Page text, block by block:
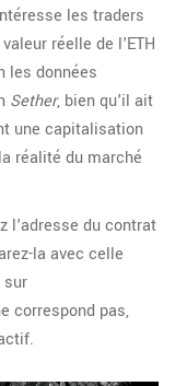
les traders
réelle de l'ETH
les données
Sether, bien qu'il ait
une capitalisation
réalité du marché
l'adresse du contrat
la avec celle
sur
correspond pas,